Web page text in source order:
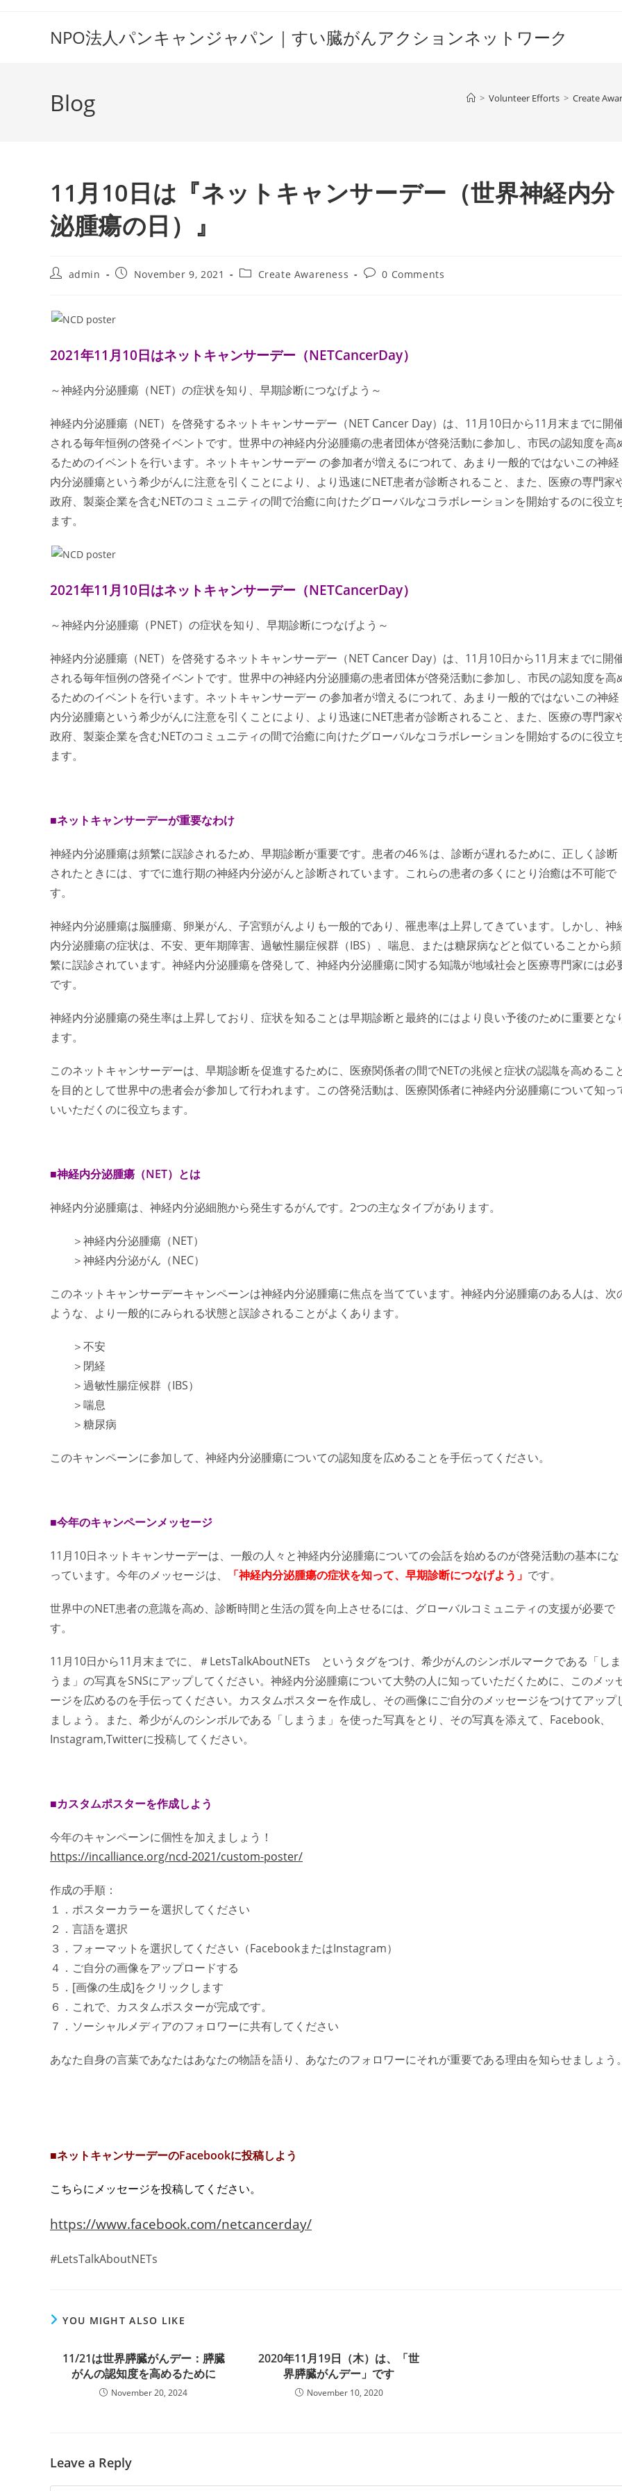
NPO法人パンキャンジャパン｜すい臓がんアクションネットワーク
Blog > Volunteer Efforts > Create
11月10日は『ネットキャンサーデー（世界神経内分
泌腫瘍の日）』
Postadmin
PostNovember 9, 2021
PostCreate Awareness
Post0 Comments
2021年11月10日はネットキャンサーデー（NETCancerDay）
～神経内分泌腫瘍（NET）の症状を知り、早期診断につなげよう～
神経内分泌腫瘍（NET）を啓発するネットキャンサーデー（NET Cancer Day）は、11月10日から11月末までに開
される毎年恒例の啓発イベントです。世界中の神経内分泌腫瘍の患者団体が啓発活動に参加し、市民の認知度を高
るためのイベントを行います。 ネットキャンサーデー の参加者が増えるにつれて、あまり一般的ではないこの神経
内分泌腫瘍という希少がんに注意を引くことにより、より迅速にNET患者が診断されること、また、医療の専門家
政府、製薬企業を含むNETのコミュニティの間で治癒に向けたグローバルなコラボレーションを開始するのに役立
ます。
2021年11月10日はネットキャンサーデー（NETCancerDay）
～神経内分泌腫瘍（PNET）の症状を知り、早期診断につなげよう～
神経内分泌腫瘍（NET）を啓発するネットキャンサーデー（NET Cancer Day）は、11月10日から11月末までに開
される毎年恒例の啓発イベントです。世界中の神経内分泌腫瘍の患者団体が啓発活動に参加し、市民の認知度を高
るためのイベントを行います。 ネットキャンサーデー の参加者が増えるにつれて、あまり一般的ではないこの神経
内分泌腫瘍という希少がんに注意を引くことにより、より迅速にNET患者が診断されること、また、医療の専門家
政府、製薬企業を含むNETのコミュニティの間で治癒に向けたグローバルなコラボレーションを開始するのに役立
ます。
■ネットキャンサーデーが重要なわけ
神経内分泌腫瘍は頻繁に誤診されるため、早期診断が重要です。患者の46％は、診断が遅れるために、正しく診断
されたときには、すでに進行期の神経内分泌がんと診断されています。これらの患者の多くにとり治癒は不可能で
す。
神経内分泌腫瘍は脳腫瘍、卵巣がん、子宮頸がんよりも一般的であり、罹患率は上昇してきています。しかし、 神
内分泌腫瘍の症状は、不安、更年期障害、過敏性腸症候群（IBS）、喘息、または糖尿病などと似ていることから頻
繁に誤診されています。 神経内分泌腫瘍を啓発して、 神経内分泌腫瘍に関する知識が地域社会と医療専門家には必
です。
神経内分泌腫瘍の発生率は上昇しており、症状を知ることは早期診断と最終的にはより良い予後のために重要とな
ます。
このネットキャンサーデーは、早期診断を促進するために、医療関係者の間でNETの兆候と症状の認識を高めるこ
を目的として世界中の患者会が参加して行われます。この啓発活動は、医療関係者に神経内分泌腫瘍について知っ
いいただくのに役立ちます。
■神経内分泌腫瘍（NET）とは
神経内分泌腫瘍は、神経内分泌細胞から発生するがんです。2つの主なタイプがあります。
＞神経内分泌腫瘍（NET）
＞神経内分泌がん（NEC）
このネットキャンサーデーキャンペーンは神経内分泌腫瘍に焦点を当てています。神経内分泌腫瘍のある人は、次
ような、より一般的にみられる状態と誤診されることがよくあります。
＞不安
＞閉経
＞過敏性腸症候群（IBS）
＞喘息
＞糖尿病
このキャンペーンに参加して、 神経内分泌腫瘍についての認知度を広めることを手伝ってください。
■今年のキャンペーンメッセージ
11月10日ネットキャンサーデーは、一般の人々と神経内分泌腫瘍についての会話を始めるのが啓発活動の基本にな
っています。今年のメッセージは、
「神経内分泌腫瘍の症状を知って、早期診断につなげよう」 です。
世界中のNET患者の意識を高め、診断時間と生活の質を向上させるには、グローバルコミュニティの支援が必要で
す。
11月10日から11月末までに、＃LetsTalkAboutNETs というタグをつけ、希少がんのシンボルマークである「しま
うま」の写真をSNSにアップしてください。神経内分泌腫瘍について大勢の人に知っていただくために、このメッ
ージを広めるのを手伝ってください。カスタムポスターを作成し、その画像にご自分のメッセージをつけてアップ
ましょう。また、希少がんのシンボルである「しまうま」を使った写真をとり、その写真を添えて、Facebook、
Instagram,Twitterに投稿してください。
■カスタムポスターを作成しよう
今年のキャンペーンに個性を加えましょう！
https://incalliance.org/ncd-2021/custom-poster/
作成の手順：
１．ポスターカラーを選択してください
２．言語を選択
３．フォーマットを選択してください（FacebookまたはInstagram）
４．ご自分の画像をアップロードする
５．[画像の生成]をクリックします
６．これで、カスタムポスターが完成です。
７．ソーシャルメディアのフォロワーに共有してください
あなた自身の言葉であなたはあなたの物語を語り、あなたのフォロワーにそれが重要である理由を知らせましょう
■ネットキャンサーデーのFacebookに投稿しよう
こちらにメッセージを投稿してください。
https://www.facebook.com/netcancerday/
#LetsTalkAboutNETs
YOU MIGHT ALSO LIKE
11/21は世界膵臓がんデー：膵臓
がんの認知度を高めるために
November 20, 2024
2020年11月19日（木）は、「世
界膵臓がんデー」です
November 10, 2020
Leave a Reply